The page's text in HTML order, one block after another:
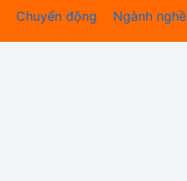
Chuyển động
Ngành nghề